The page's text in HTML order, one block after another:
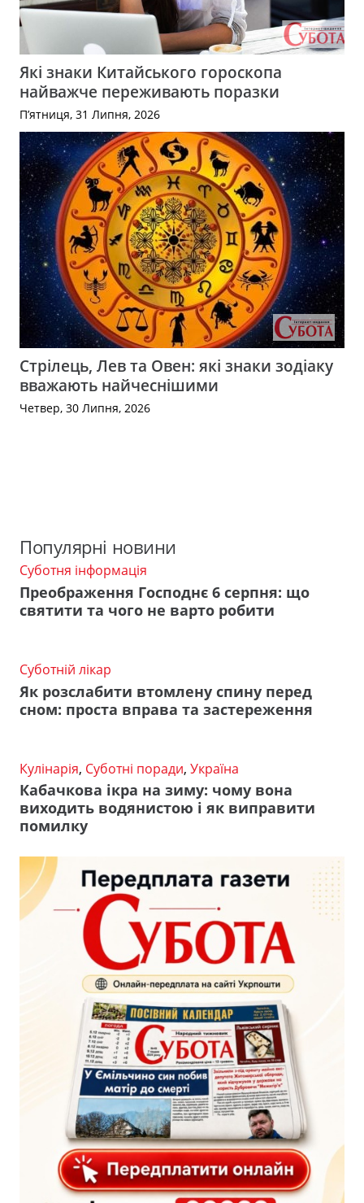
Які знаки Китайського гороскопа
найважче переживають поразки
П’ятниця, 31 Липня, 2026
Стрілець, Лев та Овен: які знаки зодіаку
вважають найчеснішими
Четвер, 30 Липня, 2026
Популярні новини
Суботня інформація
Преображення Господнє 6 серпня: що
святити та чого не варто робити
Суботній лікар
Як розслабити втомлену спину перед
сном: проста вправа та застереження
Кулінарія, Суботні поради, Україна
Кабачкова ікра на зиму: чому вона
виходить водянистою і як виправити
помилку